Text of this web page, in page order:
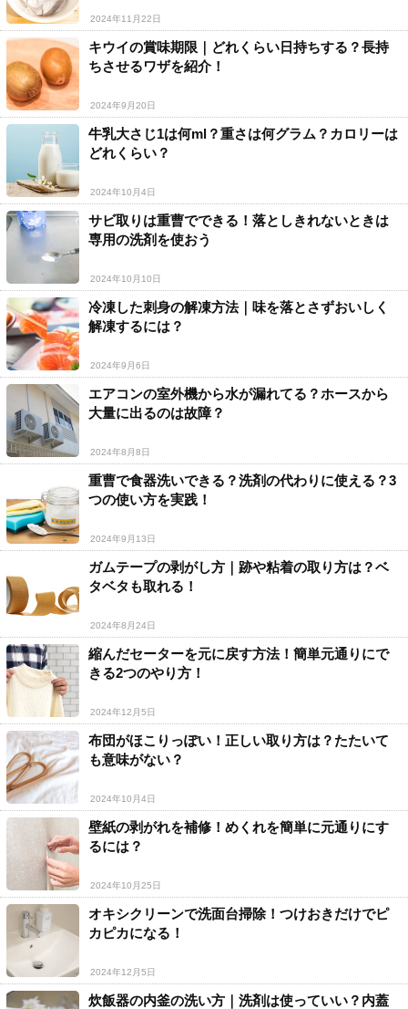
2024年11月22日
キウイの賞味期限｜どれくらい日持ちする？長持
ちさせるワザを紹介！
2024年9月20日
牛乳大さじ1は何ml？重さは何グラム？カロリーは
どれくらい？
2024年10月4日
サビ取りは重曹でできる！落としきれないときは
専用の洗剤を使おう
2024年10月10日
冷凍した刺身の解凍方法｜味を落とさずおいしく
解凍するには？
2024年9月6日
エアコンの室外機から水が漏れてる？ホースから
大量に出るのは故障？
2024年8月8日
重曹で食器洗いできる？洗剤の代わりに使える？3
つの使い方を実践！
2024年9月13日
ガムテープの剥がし方｜跡や粘着の取り方は？ベ
タベタも取れる！
2024年8月24日
縮んだセーターを元に戻す方法！簡単元通りにで
きる2つのやり方！
2024年12月5日
布団がほこりっぽい！正しい取り方は？たたいて
も意味がない？
2024年10月4日
壁紙の剥がれを補修！めくれを簡単に元通りにす
るには？
2024年10月25日
オキシクリーンで洗面台掃除！つけおきだけでピ
カピカになる！
2024年12月5日
炊飯器の内釜の洗い方｜洗剤は使っていい？内蓋